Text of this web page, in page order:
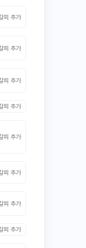
피 추가
피 추가
피 추가
피 추가
피 추가
피 추가
피 추가
피 추가